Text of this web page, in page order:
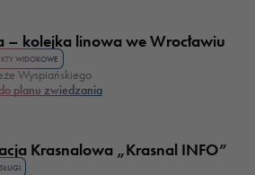
– kolejka linowa we Wrocławiu
WIDOKOWE
Wyspiańskiego
planu zwiedzania
Krasnalowa „Krasnal INFO”